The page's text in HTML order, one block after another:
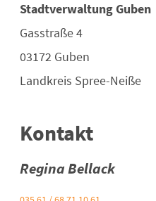
Stadtverwaltung Guben
Gasstraße 4
03172 Guben
Landkreis Spree-Neiße
Kontakt
Regina Bellack